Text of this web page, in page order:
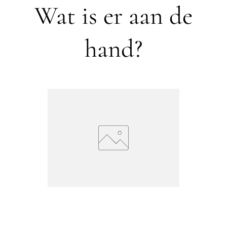
Wat is er aan de
hand?